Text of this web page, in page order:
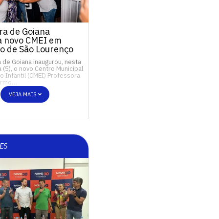
de Goiana
novo CMEI em
de São Lourenço
Goiana inaugurou, nesta
o novo Centro Municipal
Infantil (CMEI) Professora
VEJA MAIS